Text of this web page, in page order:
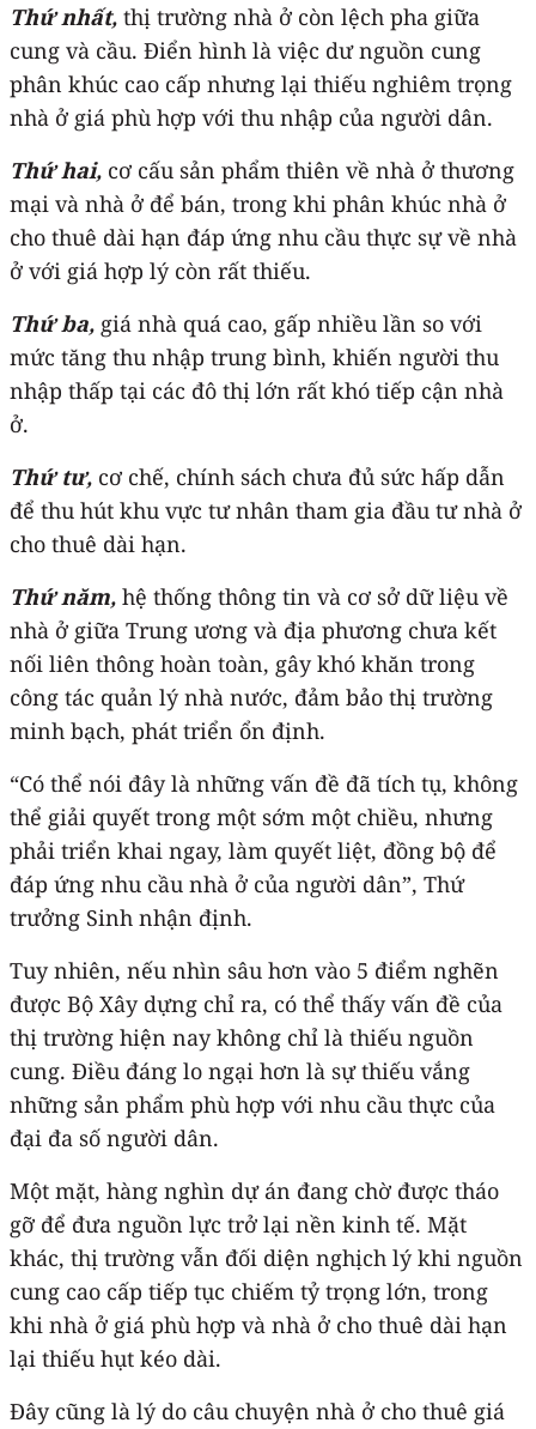
Thứnhất, thị trường nhà ở còn lệch pha giữa
cung và cầu. Điển hình là việc dư nguồn cung
phân khúc cao cấp nhưng lại thiếu nghiêm trọng
nhà ở giá phù hợp với thu nhập của người dân.
Thứ hai, cơ cấu sản phẩm thiên về nhà ở thương
mại và nhà ở để bán, trong khi phân khúc nhà ở
cho thuê dài hạn đáp ứng nhu cầu thực sự về nhà
ở với giá hợp lý còn rất thiếu.
Thứ ba, giá nhà quá cao, gấp nhiều lần so với
mức tăng thu nhập trung bình, khiến người thu
nhập thấp tại các đô thị lớn rất khó tiếp cận nhà
ở.
Thứtư, cơ chế, chính sách chưa đủ sức hấp dẫn
để thu hút khu vực tư nhân tham gia đầu tư nhà ở
cho thuê dài hạn.
Thứnăm, hệ thống thông tin và cơ sở dữ liệu về
nhà ở giữa Trung ương và địa phương chưa kết
nối liên thông hoàn toàn, gây khó khăn trong
công tác quản lý nhà nước, đảm bảo thị trường
minh bạch, phát triển ổn định.
“Có thể nói đây là những vấn đề đã tích tụ, không
thể giải quyết trong một sớm một chiều, nhưng
phải triển khai ngay, làm quyết liệt, đồng bộ để
đáp ứng nhu cầu nhà ở của người dân”, Thứ
trưởng Sinh nhận định.
Tuy nhiên, nếu nhìn sâu hơn vào 5 điểm nghẽn
được Bộ Xây dựng chỉ ra, có thể thấy vấn đề của
thị trường hiện nay không chỉ là thiếu nguồn
cung. Điều đáng lo ngại hơn là sự thiếu vắng
những sản phẩm phù hợp với nhu cầu thực của
đại đa số người dân.
Một mặt, hàng nghìn dự án đang chờ được tháo
gỡ để đưa nguồn lực trở lại nền kinh tế. Mặt
khác, thị trường vẫn đối diện nghịch lý khi nguồn
cung cao cấp tiếp tục chiếm tỷ trọng lớn, trong
khi nhà ở giá phù hợp và nhà ở cho thuê dài hạn
lại thiếu hụt kéo dài.
Đây cũng là lý do câu chuyện nhà ở cho thuê giá